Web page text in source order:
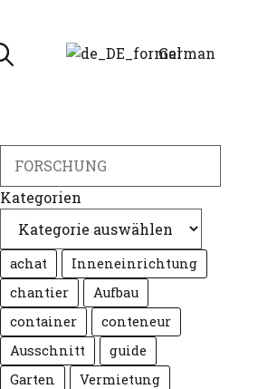
German
Kategorien
achat
Inneneinrichtung
chantier
Aufbau
container
conteneur
Ausschnitt
guide
Garten
Vermietung